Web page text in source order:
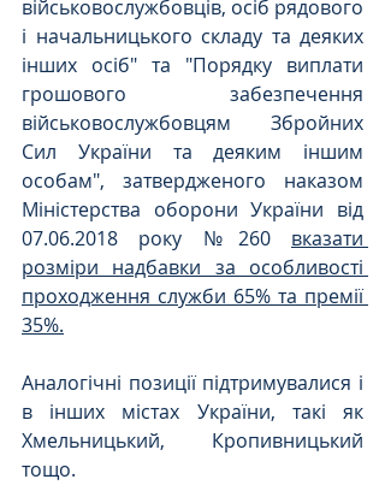
військовослужбовців, осіб рядового
і начальницького складу та деяких
інших осіб" та "Порядку виплати
грошового забезпечення
військовослужбовцям Збройних
Сил України та деяким іншим
особам", затвердженого наказом
Міністерства оборони України від
07.06.2018 року №260 вказати
розміри надбавки за особливості
проходження служби 65% та премії
35%.
Аналогічні позиції підтримувалися і
в інших містах України, такі як
Хмельницький, Кропивницький
тощо.